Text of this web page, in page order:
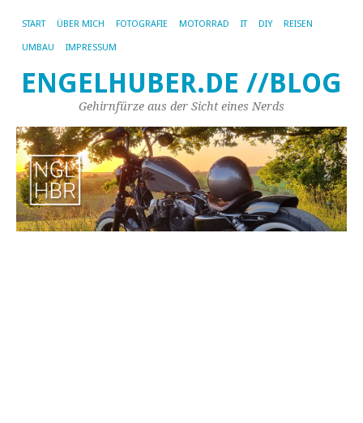
START ÜBER MICH FOTOGRAFIE MOTORRAD IT DIY REISEN
UMBAU IMPRESSUM
ENGELHUBER.DE //BLOG
Gehirnfürze aus der Sicht eines Nerds